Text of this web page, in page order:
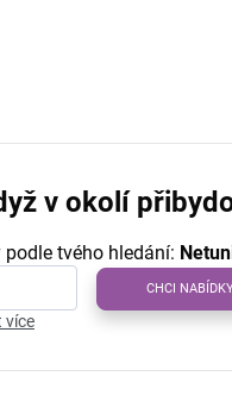
v okolí
podle tvého hledání:
CHCI
více